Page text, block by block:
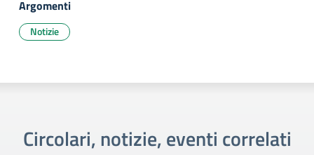
Argomenti
Notizie
Circolari, notizie, eventi correlati